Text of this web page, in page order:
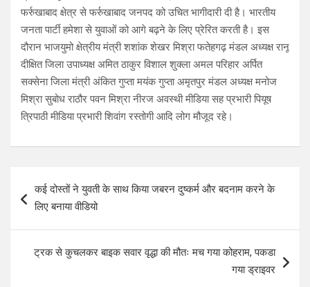
फर्रुखाबाद क्षेत्र से फर्रुखाबाद जनपद को उचित भागीदारी दी है। भारतीय
जनता पार्टी हमेशा से युवाओं को आगे बढ़ने के लिए प्रेरित करती है। इस
दौरान भाजयुमो क्षेत्रीय मंत्री शशांक शेखर मिश्रा फतेहगढ़ मंडल अध्यक्ष रानू
दीक्षित जिला उपाध्यक्ष अमित ठाकुर विशाल शुक्ला अमल परिहार अर्पित
सक्सेना जिला मंत्री अंकित गुप्ता मयंक गुप्ता अमृतपुर मंडल अध्यक्ष मनोज
मिश्रा सुबोध राठौर पवन मिश्रा नीरज अवस्थी मीडिया सह प्रभारी पियूष
त्रिपाठी मीडिया प्रभारी शिवांग रस्तोगी आदि लोग मौजूद रहे।
navigation
कई दोस्तों ने युवती के साथ किया जबरन दुष्कर्म और बदनाम करने के
लिए बनाया वीडियो
ट्रक से कुचलकर बाइक सवार वृद्धा की मौतः मच गया कोहराम, पकडा
गया ड्राइवर